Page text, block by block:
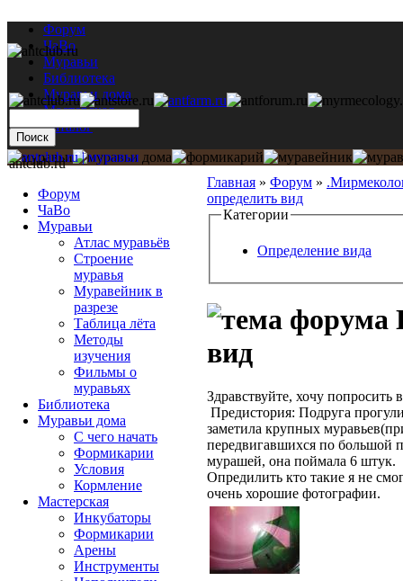
Форум
ЧаВо
Муравьи
Библиотека
Муравьи дома
Мастерская
Каталог
Главная » Форум »
определить вид
Категории
Определение вида
вид
Здравствуйте, хочу
Предистория: Подруга
заметила крупных
передвигавшихся по большой
мурашей, она поймала 6 штук.
Опредилить кто такие я не
очень хорошие фотографии.
antclub.ru
Форум
ЧаВо
Муравьи
Атлас муравьёв
Строение
муравья
Муравейник в
разрезе
Таблица лёта
Методы
изучения
Фильмы о
муравьях
Библиотека
Муравьи дома
С чего начать
Формикарии
Условия
Кормление
Мастерская
Инкубаторы
Формикарии
Арены
Инструменты